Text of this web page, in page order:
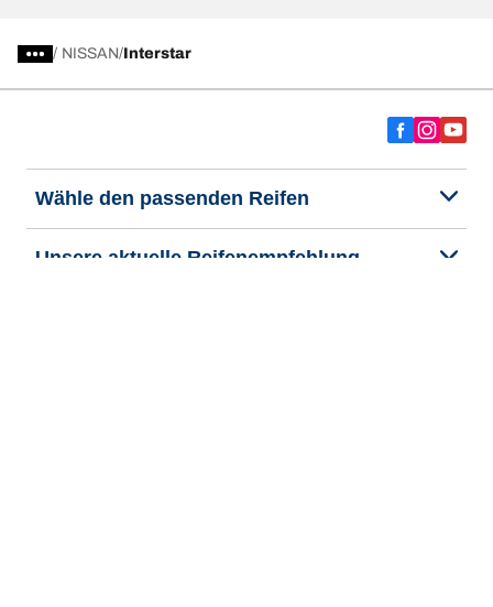
/ NISSAN Interstar
Wähle den passenden Reifen
Unsere aktuelle Reifenempfehlung